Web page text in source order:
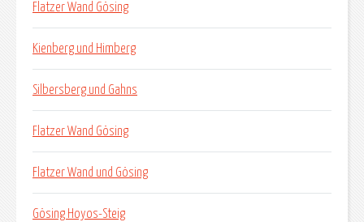
Flatzer Wand Gösing
Kienberg und Himberg
Silbersberg und Gahns
Flatzer Wand Gösing
Flatzer Wand und Gösing
Gösing Hoyos-Steig